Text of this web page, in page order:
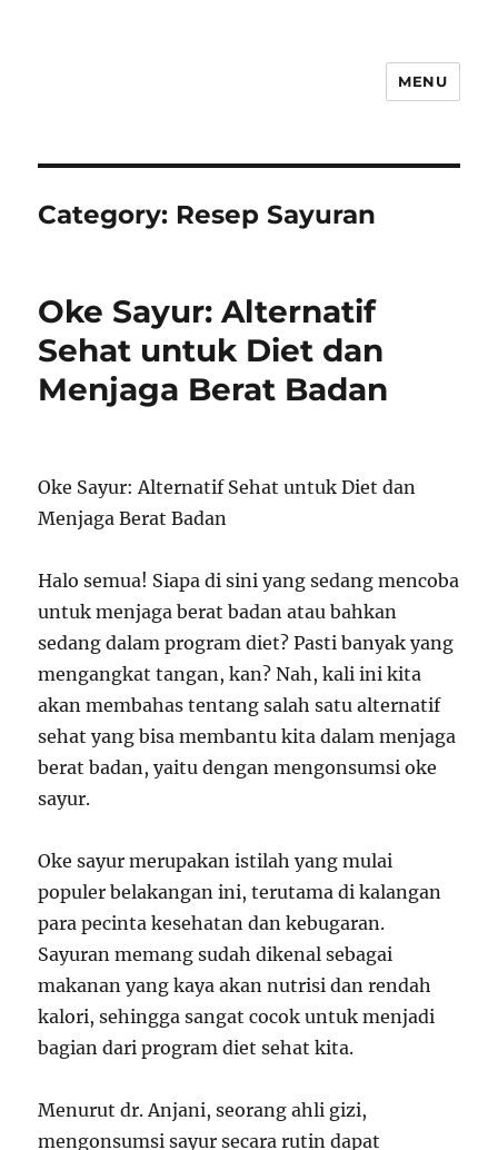
MENU
Category: Resep Sayuran
Oke Sayur: Alternatif
Sehat untuk Diet dan
Menjaga Berat Badan
Oke Sayur: Alternatif Sehat untuk Diet dan
Menjaga Berat Badan
Halo semua! Siapa di sini yang sedang mencoba
untuk menjaga berat badan atau bahkan
sedang dalam program diet? Pasti banyak yang
mengangkat tangan, kan? Nah, kali ini kita
akan membahas tentang salah satu alternatif
sehat yang bisa membantu kita dalam menjaga
berat badan, yaitu dengan mengonsumsi oke
sayur.
Oke sayur merupakan istilah yang mulai
populer belakangan ini, terutama di kalangan
para pecinta kesehatan dan kebugaran.
Sayuran memang sudah dikenal sebagai
makanan yang kaya akan nutrisi dan rendah
kalori, sehingga sangat cocok untuk menjadi
bagian dari program diet sehat kita.
Menurut dr. Anjani, seorang ahli gizi,
mengonsumsi sayur secara rutin dapat